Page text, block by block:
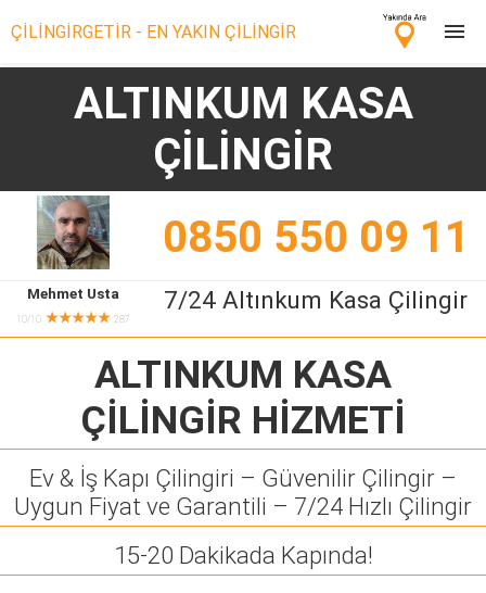
ÇİLİNGİRGETİR - EN YAKIN ÇİLİNGİR
Çilingir Ara
Çilingir misin? Bize Katıl!
ALTINKUM KASA
ÇİLİNGİR
0850 550 09 11
Mehmet Usta
10/10 ★★★★★ 287
7/24 Altınkum Kasa Çilingir
ALTINKUM KASA
ÇİLİNGİR HİZMETİ
Ev & İş Kapı Çilingiri – Güvenilir Çilingir –
Uygun Fiyat ve Garantili – 7/24 Hızlı Çilingir
15-20 Dakikada Kapında!